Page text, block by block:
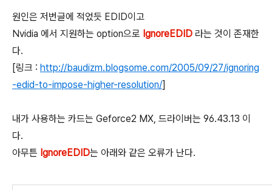
원인은 저번글에 적었듯 EDID이고
Nvidia 에서 지원하는 option으로 IgnoreEDID 라는 것이 존재한
다.
[링크 : http://baudizm.blogsome.com/2005/09/27/ignoring
-edid-to-impose-higher-resolution/]
내가 사용하는 카드는 Geforce2 MX, 드라이버는 96.43.13 이
다.
아무튼 IgnoreEDID는 아래와 같은 오류가 난다.